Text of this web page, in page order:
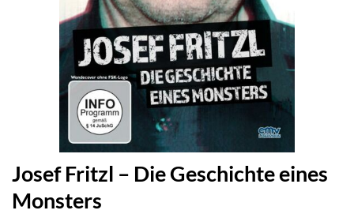
Josef Fritzl – Die Geschichte eines
Monsters